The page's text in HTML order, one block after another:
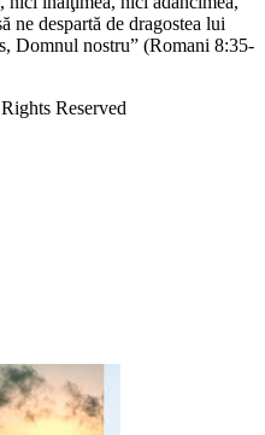
ne despartă de dragostea lui
Domnul nostru” (Romani 8:35-
Reserved